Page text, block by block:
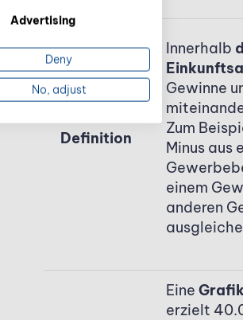
Definition
Innerhalb
Gewinne
Zum
Minus aus
einem
anderen
Eine
erzielt
Advertising
Deny
No, adjust